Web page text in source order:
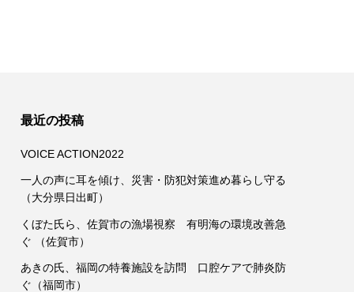
最近の投稿
VOICE ACTION2022
一人の声に耳を傾け、災害・防犯対策進め暮らし守る
（大分県日出町）
くぼた氏ら、佐賀市の漁場視察 有明海の環境改善急
ぐ （佐賀市）
あきの氏、福岡の特養施設を訪問 口腔ケアで肺炎防
ぐ（福岡市）